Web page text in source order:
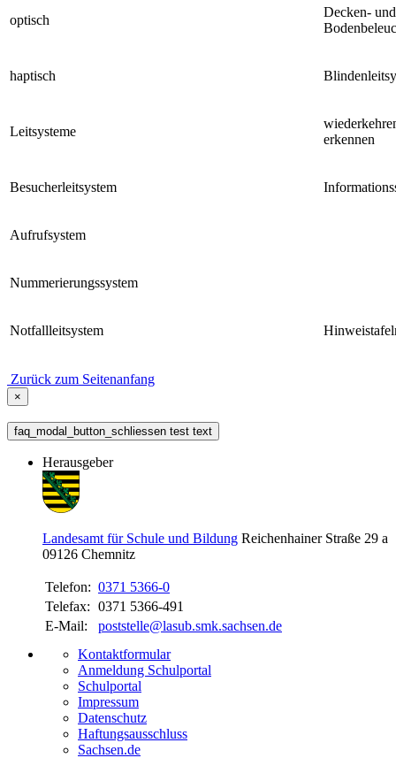
optisch
Decken- und
haptisch
Leitsysteme
erkennen
Besucherleitsystem
Aufrufsystem
Nummerierungssystem
Notfallleitsystem
Zurück zum Seitenanfang
×
faq_modal_button_schliessen test text
Herausgeber
Landesamt für Schule und Bildung Reichenhainer Straße 29 a
09126 Chemnitz
Telefon: 0371 5366-0
Telefax: 0371 5366-491
E-Mail:
poststelle@lasub.smk.sachsen.de
Kontaktformular
Anmeldung Schulportal
Schulportal
Impressum
Datenschutz
Haftungsausschluss
Sachsen.de